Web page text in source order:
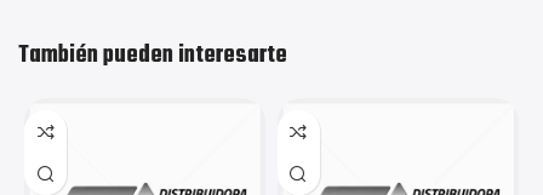
También pueden interesarte